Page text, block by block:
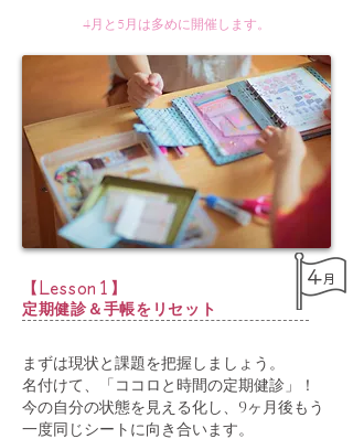
4月と5月は多めに開催します。
【 Lesson1 】
定期健診＆手帳をリセット
４月
まずは現状と課題を把握しましょう。
名付けて、「ココロと時間の定期健診」！
今の自分の状態を見える化し、9ヶ月後もう
一度同じシートに向き合います。